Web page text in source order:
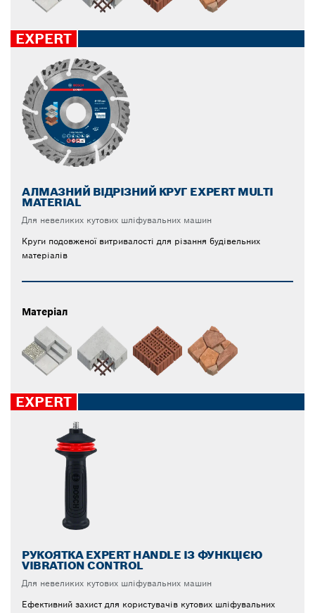
EXPERT
АЛМАЗНИЙ ВІДРІЗНИЙ КРУГ EXPERT MULTI
MATERIAL
Для невеликих кутових шліфувальних машин
Круги подовженої витривалості для різання будівельних
матеріалів
Матеріал
EXPERT
РУКОЯТКА EXPERT HANDLE ІЗ ФУНКЦІЄЮ
VIBRATION CONTROL
Для невеликих кутових шліфувальних машин
Ефективний захист для користувачів кутових шліфувальних